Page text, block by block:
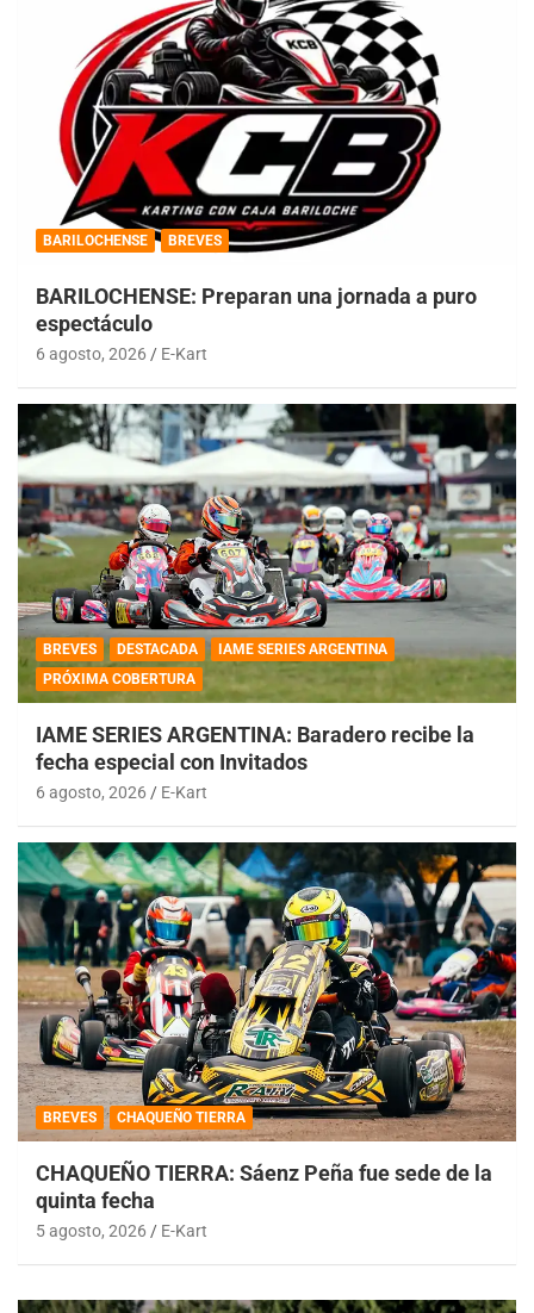
BARILOCHENSE BREVES
BARILOCHENSE: Preparan una jornada a puro
espectáculo
6 agosto, 2026 E-Kart
BREVES DESTACADA
IAME SERIES ARGENTINA
PRÓXIMA COBERTURA
IAME SERIES ARGENTINA: Baradero recibe la
fecha especial con Invitados
6 agosto, 2026 E-Kart
BREVES CHAQUEÑO TIERRA
CHAQUEÑO TIERRA: Sáenz Peña fue sede de la
quinta fecha
5 agosto, 2026 E-Kart